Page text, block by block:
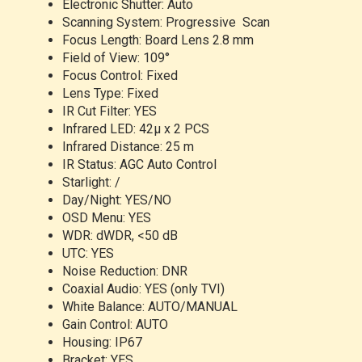
Electronic Shutter: Auto
Scanning System: Progressive Scan
Focus Length: Board Lens 2.8 mm
Field of View: 109°
Focus Control: Fixed
Lens Type: Fixed
IR Cut Filter: YES
Infrared LED: 42µ x 2 PCS
Infrared Distance: 25 m
IR Status: AGC Auto Control
Starlight: /
Day/Night: YES/NO
OSD Menu: YES
WDR: dWDR, <50 dB
UTC: YES
Noise Reduction: DNR
Coaxial Audio: YES (only TVI)
White Balance: AUTO/MANUAL
Gain Control: AUTO
Housing: IP67